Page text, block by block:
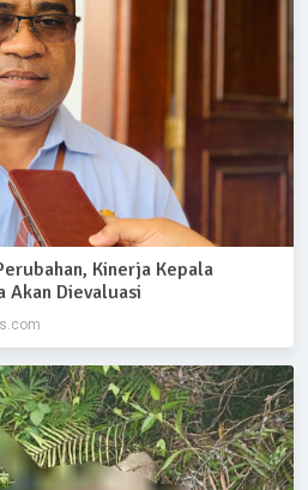
Kinerja Kepala
Akan Dievaluasi